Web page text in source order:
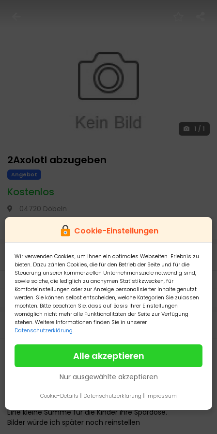
Cookie-Einstellungen
Wir verwenden Cookies, um Ihnen ein optimales Webseiten-Erlebnis zu
bieten. Dazu zählen Cookies, die für den Betrieb der Seite und für die
Steuerung unserer kommerziellen Unternehmensziele notwendig sind,
sowie solche, die lediglich zu anonymen Statistikzwecken, für
Komforteinstellungen oder zur Anzeige personalisierter Inhalte genutzt
werden. Sie können selbst entscheiden, welche Kategorien Sie zulassen
möchten. Bitte beachten Sie, dass auf Basis Ihrer Einstellungen
womöglich nicht mehr alle Funktionalitäten der Seite zur Verfügung
stehen. Weitere Informationen finden Sie in unserer
Datenschutzerklärung.
Alle akzeptieren
Nur ausgewählte akzeptieren
Cookie-Details | Datenschutzerklärung | Impressum
1 / 1
2Axolotl abzugeben
Angebot
Kostenlos
04720 Döbeln
24 September 2022
Details
Versand mit:
Abholung durch Käufer
Zahlen mit PayPal:
Ja, akzeptiere PayPal
Beschreibung
Hallo. Wir haben diese beiden Axolotl nur verrübergehen
aufgenommen und nun such dringend ein Zuhause für die
Ein Männchen und Weibchen
Beide sind ca 20cm groß
Über das Alter kann ich leider keine Auskunft geben.
Eine kleine Summe für die Kinder ihre Spardose.
Bilder würde ich später noch reinstellen